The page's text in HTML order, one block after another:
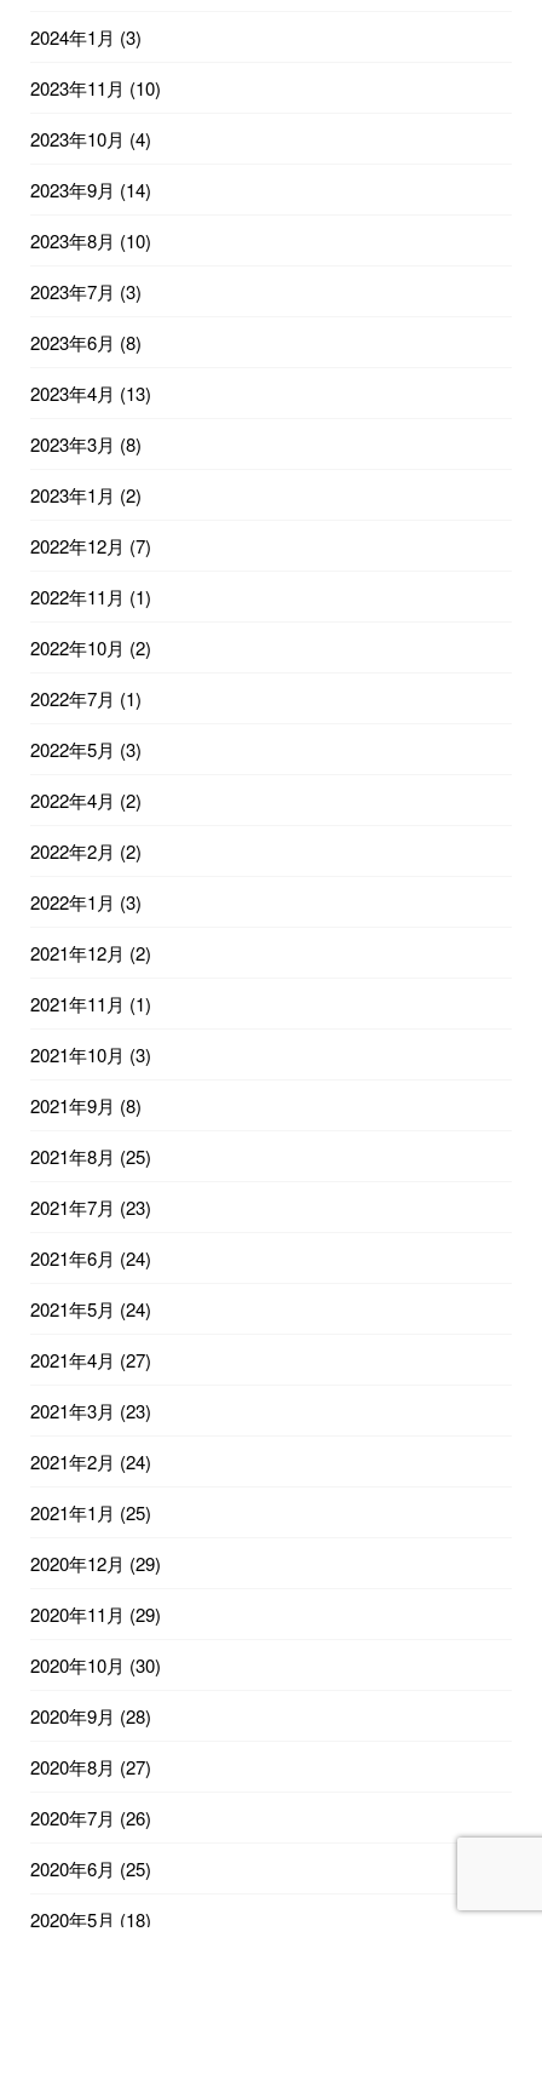
2024年1月 (3)
2023年11月 (10)
2023年10月 (4)
2023年9月 (14)
2023年8月 (10)
2023年7月 (3)
2023年6月 (8)
2023年4月 (13)
2023年3月 (8)
2023年1月 (2)
2022年12月 (7)
2022年11月 (1)
2022年10月 (2)
2022年7月 (1)
2022年5月 (3)
2022年4月 (2)
2022年2月 (2)
2022年1月 (3)
2021年12月 (2)
2021年11月 (1)
2021年10月 (3)
2021年9月 (8)
2021年8月 (25)
2021年7月 (23)
2021年6月 (24)
2021年5月 (24)
2021年4月 (27)
2021年3月 (23)
2021年2月 (24)
2021年1月 (25)
2020年12月 (29)
2020年11月 (29)
2020年10月 (30)
2020年9月 (28)
2020年8月 (27)
2020年7月 (26)
2020年6月 (25)
2020年5月 (18)